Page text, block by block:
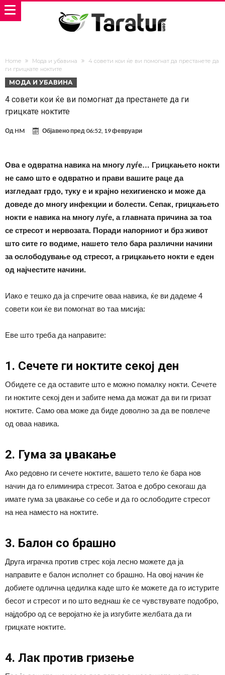
Home Мода и убавина
4 совети кои ќе ви помогнат да престанете да
ги грицкате ноктите
МОДА И УБАВИНА
4 совети кои ќе ви помогнат да престанете да ги
грицкате ноктите
Од HM Објавено пред 06:52, 19 февруари
Ова е одвратна навика на многу луѓе… Грицкањето нокти
не само што е одвратно и прави вашите раце да
изгледаат грдо, туку е и крајно нехигиенско и може да
доведе до многу инфекции и болести. Сепак, грицкањето
нокти е навика на многу луѓе, а главната причина за тоа
се стресот и нервозата. Поради напорниот и брз живот
што сите го водиме, нашето тело бара различни начини
за ослободување од стресот, а грицкањето нокти е еден
од најчестите начини.
Иако е тешко да ја спречите оваа навика, ќе ви дадеме 4
совети кои ќе ви помогнат во таа мисија:
Еве што треба да направите:
1. Сечете ги ноктите секој ден
Обидете се да оставите што е можно помалку нокти. Сечете
ги ноктите секој ден и забите нема да можат да ви ги гризат
ноктите. Само ова може да биде доволно за да ве повлече
од оваа навика.
2. Гума за џвакање
Ако редовно ги сечете ноктите, вашето тело ќе бара нов
начин да го елиминира стресот. Затоа е добро секогаш да
имате гума за џвакање со себе и да го ослободите стресот
на неа наместо на ноктите.
3. Балон со брашно
Друга играчка против стрес која лесно можете да ја
направите е балон исполнет со брашно. На овој начин ќе
добиете одлична цедилка каде што ќе можете да го истурите
бесот и стресот и по што веднаш ќе се чувствувате подобро,
најдобро од се веројатно ќе ја изгубите желбата да ги
грицкате ноктите.
4. Лак против гризење